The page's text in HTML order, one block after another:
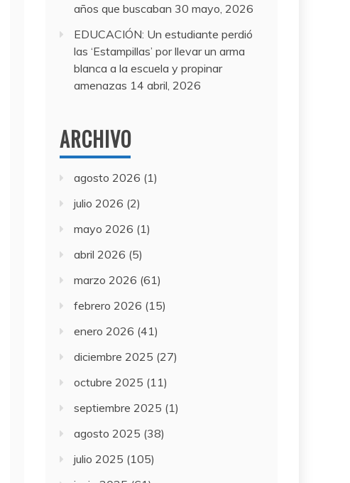
años que buscaban 30 mayo, 2026
EDUCACIÓN: Un estudiante perdió
las ‘Estampillas’ por llevar un arma
blanca a la escuela y propinar
amenazas 14 abril, 2026
ARCHIVO
agosto 2026 (1)
julio 2026 (2)
mayo 2026 (1)
abril 2026 (5)
marzo 2026 (61)
febrero 2026 (15)
enero 2026 (41)
diciembre 2025 (27)
octubre 2025 (11)
septiembre 2025 (1)
agosto 2025 (38)
julio 2025 (105)